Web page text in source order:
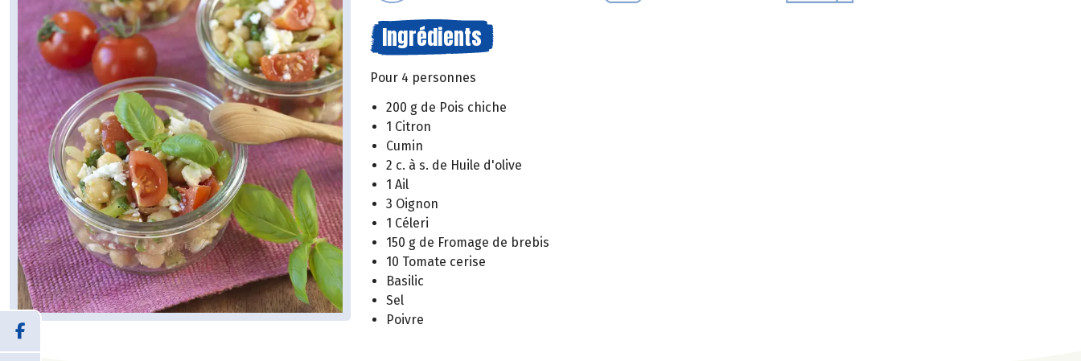
Ingrédients
Pour 4 personnes
200 g de Pois chiche
1 Citron
Cumin
2 c. à s. de Huile d'olive
1 Ail
3 Oignon
1 Céleri
150 g de Fromage de brebis
10 Tomate cerise
Basilic
Sel
Poivre